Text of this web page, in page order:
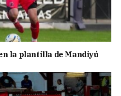
la plantilla de Mandiyú